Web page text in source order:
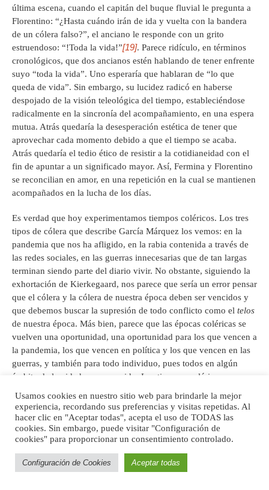
última escena, cuando el capitán del buque fluvial le pregunta a
Florentino: “¿Hasta cuándo irán de ida y vuelta con la bandera
de un cólera falso?”, el anciano le responde con un grito
estruendoso: “!Toda la vida!”[19]. Parece ridículo, en términos
cronológicos, que dos ancianos estén hablando de tener enfrente
suyo “toda la vida”. Uno esperaría que hablaran de “lo que
queda de vida”. Sin embargo, su lucidez radicó en haberse
despojado de la visión teleológica del tiempo, estableciéndose
radicalmente en la sincronía del acompañamiento, en una espera
mutua. Atrás quedaría la desesperación estética de tener que
aprovechar cada momento debido a que el tiempo se acaba.
Atrás quedaría el tedio ético de resistir a la cotidianeidad con el
fin de apuntar a un significado mayor. Así, Fermina y Florentino
se reconcilian en amor, en una repetición en la cual se mantienen
acompañados en la lucha de los días.
Es verdad que hoy experimentamos tiempos coléricos. Los tres
tipos de cólera que describe García Márquez los vemos: en la
pandemia que nos ha afligido, en la rabia contenida a través de
las redes sociales, en las guerras innecesarias que de tan largas
terminan siendo parte del diario vivir. No obstante, siguiendo la
exhortación de Kierkegaard, nos parece que sería un error pensar
que el cólera y la cólera de nuestra época deben ser vencidos y
que debemos buscar la supresión de todo conflicto como el telos
de nuestra época. Más bien, parece que las épocas coléricas se
vuelven una oportunidad, una oportunidad para los que vencen a
la pandemia, los que vencen en política y los que vencen en las
guerras, y también para todo individuo, pues todos en algún
ámbito de la vida hemos vencido. Los tiempos coléricos se
de manera mucho más enfática que los tiempos de aparente
tranquilidad. Nos permiten fundirnos en el presente, sin que esto
signifique la imprudencia de no intentar prever lo que viene.
Fundirnos en el presente para acompañarnos fraternamente en
medio del y de la cólera. Reconciliarse, quizás el don más bello
que trae consigo el amor, requiere que nos mantengamos en la
Usamos cookies en nuestro sitio web para brindarle la mejor
experiencia, recordando sus preferencias y visitas repetidas. Al
hacer clic en "Aceptar todas", acepta el uso de TODAS las
cookies. Sin embargo, puede visitar "Configuración de
cookies" para proporcionar un consentimiento controlado.
Configuración de Cookies Aceptar todas